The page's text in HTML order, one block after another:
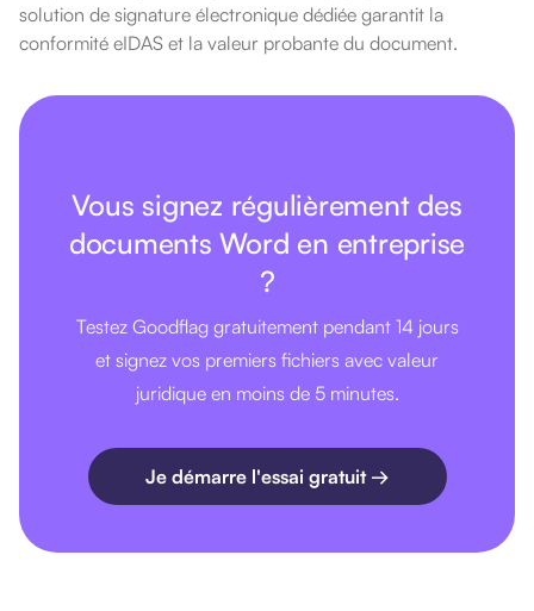
solution de signature électronique dédiée garantit la
conformité eIDAS et la valeur probante du document.
Vous signez régulièrement des
documents Word en entreprise
?
Testez Goodflag gratuitement pendant 14 jours
et signez vos premiers fichiers avec valeur
juridique en moins de 5 minutes.
Je démarre l'essai gratuit →